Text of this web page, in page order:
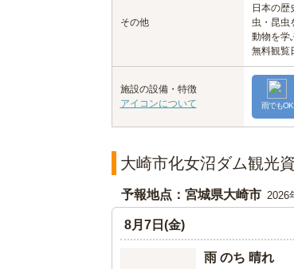
その他
日本の歴
虫・昆虫
動物を学
無料観覧
施設の設備・特徴
アイコンについて
雨でもOK
大崎市化女沼ダム観光
予報地点：宮城県大崎市 2026
8月7日(金)
雨 のち 晴れ